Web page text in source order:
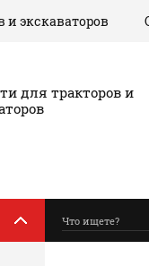
и экскаваторов
для тракторов и